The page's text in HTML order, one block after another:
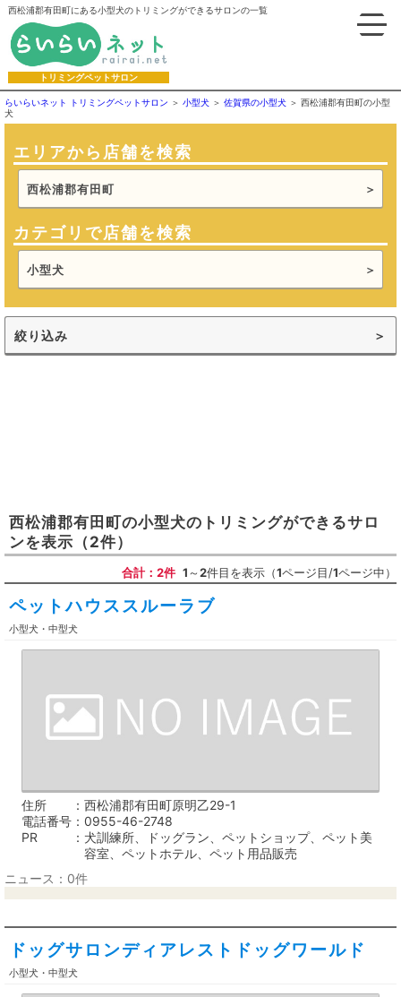
西松浦郡有田町にある小型犬のトリミングができるサロンの一覧
トリミングペットサロン
らいらいネット トリミングペットサロン 小型犬 佐賀県の小型犬
西松浦郡有田町の小型
犬
エリアから店舗を検索
西松浦郡有田町
カテゴリで店舗を検索
小型犬
絞り込み
西松浦郡有田町の小型犬のトリミングができるサロ
ンを表示 （2件）
合計：2件 1～2件目を表示（1ページ目/1ページ中）
ペットハウススルーラブ
小型犬・中型犬
住所
西松浦郡有田町原明乙29-1
電話番号
0955-46-2748
PR
犬訓練所、ドッグラン、ペットショップ、ペット美
容室、ペットホテル、ペット用品販売
ニュース：0件
ドッグサロンディアレストドッグワールド
小型犬・中型犬